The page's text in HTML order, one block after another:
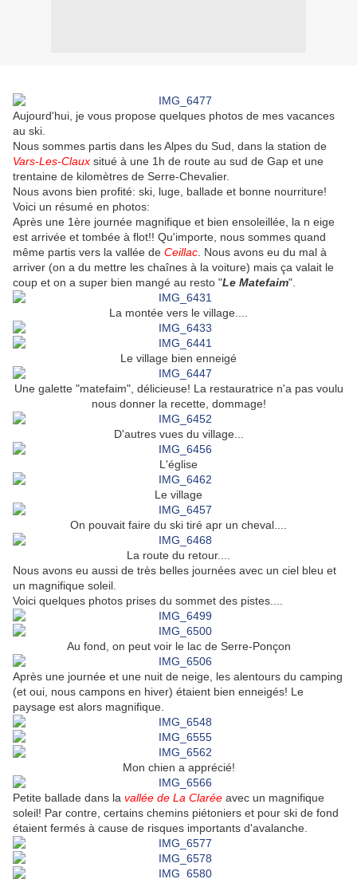
Aujourd'hui, je vous propose quelques photos de mes vacances
au ski.
Nous sommes partis dans les Alpes du Sud, dans la station de
Vars-Les-Claux situé à une 1h de route au sud de Gap et une
trentaine de kilomètres de Serre-Chevalier.
Nous avons bien profité: ski, luge, ballade et bonne nourriture!
Voici un résumé en photos:
Après une 1ère journée magnifique et bien ensoleillée, la n eige
est arrivée et tombée à flot!! Qu'importe, nous sommes quand
même partis vers la vallée de Ceillac . Nous avons eu du mal à
arriver (on a du mettre les chaînes à la voiture) mais ça valait le
coup et on a super bien mangé au resto "Le Matefaim".
La montée vers le village....
Le village bien enneigé
Une galette "matefaim", délicieuse! La restauratrice n'a pas voulu
nous donner la recette, dommage!
D'autres vues du village...
L'église
Le village
On pouvait faire du ski tiré apr un cheval....
La route du retour....
Nous avons eu aussi de très belles journées avec un ciel bleu et
un magnifique soleil.
Voici quelques photos prises du sommet des pistes....
Au fond, on peut voir le lac de Serre-Ponçon
Après une journée et une nuit de neige, les alentours du camping
(et oui, nous campons en hiver) étaient bien enneigés! Le
paysage est alors magnifique.
Mon chien a apprécié!
Petite ballade dans la vallée de La Clarée avec un magnifique
soleil! Par contre, certains chemins piétoniers et pour ski de fond
étaient fermés à cause de risques importants d'avalanche.